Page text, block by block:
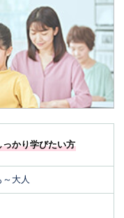
かり学びたい方
～大人